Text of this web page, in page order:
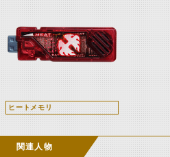
ヒートメモリ
関連人物